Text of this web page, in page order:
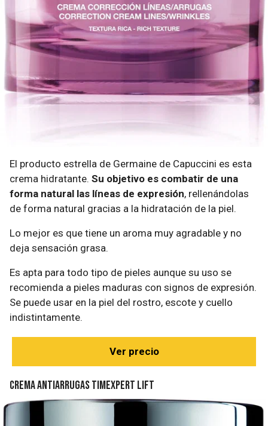
El producto estrella de Germaine de Capuccini es esta
crema hidratante. Su objetivo es combatir de una
forma natural las líneas de expresión, rellenándolas
de forma natural gracias a la hidratación de la piel.
Lo mejor es que tiene un aroma muy agradable y no
deja sensación grasa.
Es apta para todo tipo de pieles aunque su uso se
recomienda a pieles maduras con signos de expresión.
Se puede usar en la piel del rostro, escote y cuello
indistintamente.
Ver precio
Crema antiarrugas Timexpert Lift